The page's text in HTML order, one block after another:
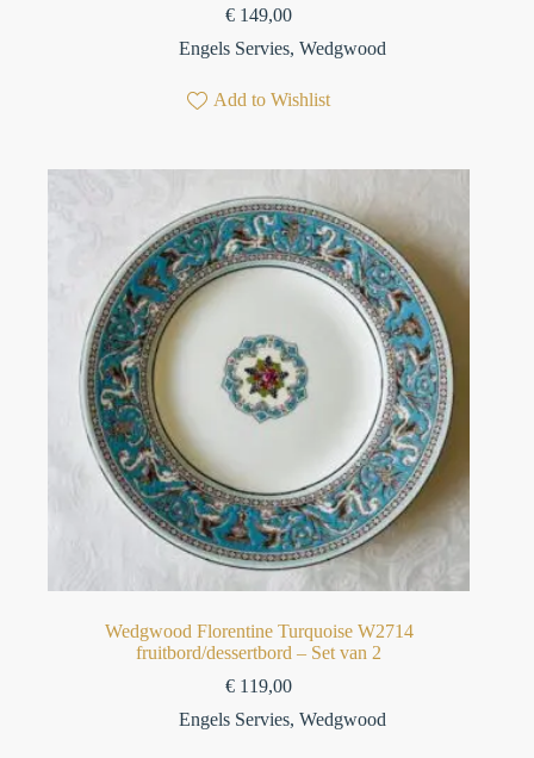
€ 149,00
Engels Servies,Wedgwood
Add to Wishlist
Wedgwood Florentine Turquoise W2714
fruitbord/dessertbord – Set van 2
€ 119,00
Engels Servies,Wedgwood